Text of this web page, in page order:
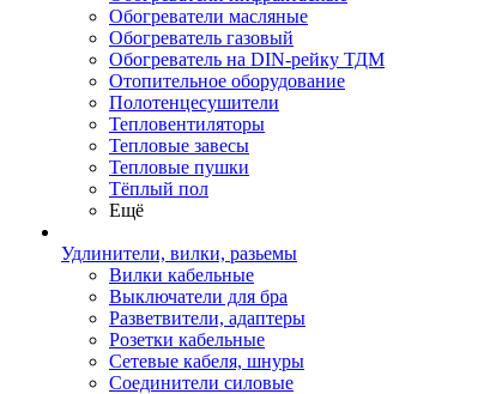
Обогреватели масляные
Обогреватель газовый
Обогреватель на DIN-рейку ТДМ
Отопительное оборудование
Полотенцесушители
Тепловентиляторы
Тепловые завесы
Тепловые пушки
Тёплый пол
Ещё
Удлинители, вилки, разьемы
Вилки кабельные
Выключатели для бра
Разветвители, адаптеры
Розетки кабельные
Сетевые кабеля, шнуры
Соединители силовые